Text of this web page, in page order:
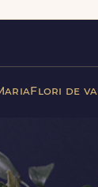
Flori de